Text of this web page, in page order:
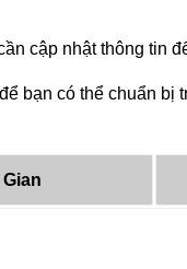
cập nhật thông tin
bạn có thể chuẩn